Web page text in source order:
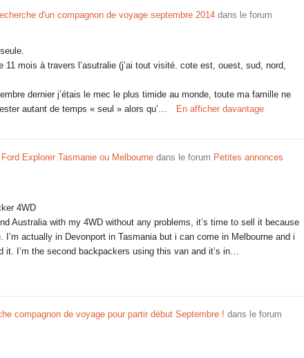
d'un compagnon de voyage septembre 2014 dans le forum
11 mois à travers l’asutralie (j’ai tout visité. cote est, ouest, sud, nord,
dernier j’étais le mec le plus timide au monde, toute ma famille ne
autant de temps « seul » alors qu’…
En afficher davantage
Explorer Tasmanie ou Melbourne dans le forum Petites annonces
4WD
Australia with my 4WD without any problems, it’s time to sell it because
I’m actually in Devonport in Tasmania but i can come in Melbourne and i
it. I’m the second backpackers using this van and it’s in…
compagnon de voyage pour partir début Septembre ! dans le forum